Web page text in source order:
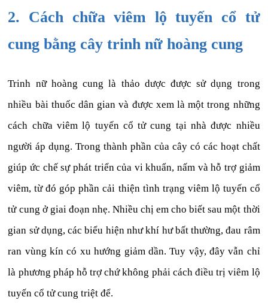
2. Cách chữa viêm lộ tuyến cổ tử
cung bằng cây trinh nữ hoàng cung
Trinh nữ hoàng cung là thảo dược được sử dụng trong
nhiều bài thuốc dân gian và được xem là một trong những
cách chữa viêm lộ tuyến cổ tử cung tại nhà được nhiều
người áp dụng. Trong thành phần của cây có các hoạt chất
giúp ức chế sự phát triển của vi khuẩn, nấm và hỗ trợ giảm
viêm, từ đó góp phần cải thiện tình trạng viêm lộ tuyến cổ
tử cung ở giai đoạn nhẹ. Nhiều chị em cho biết sau một thời
gian sử dụng, các biểu hiện như khí hư bất thường, đau râm
ran vùng kín có xu hướng giảm dần. Tuy vậy, đây vẫn chỉ
là phương pháp hỗ trợ chứ không phải cách điều trị viêm lộ
tuyến cổ tử cung triệt để.